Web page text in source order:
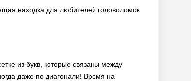
находка для любителей головоломок
из букв, которые связаны между
даже по диагонали! Время на